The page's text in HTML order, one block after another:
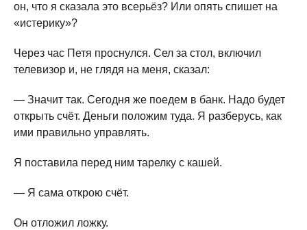
он, что я сказала это всерьёз? Или опять спишет на
«истерику»?
Через час Петя проснулся. Сел за стол, включил
телевизор и, не глядя на меня, сказал:
— Значит так. Сегодня же поедем в банк. Надо будет
открыть счёт. Деньги положим туда. Я разберусь, как
ими правильно управлять.
Я поставила перед ним тарелку с кашей.
— Я сама открою счёт.
Он отложил ложку.